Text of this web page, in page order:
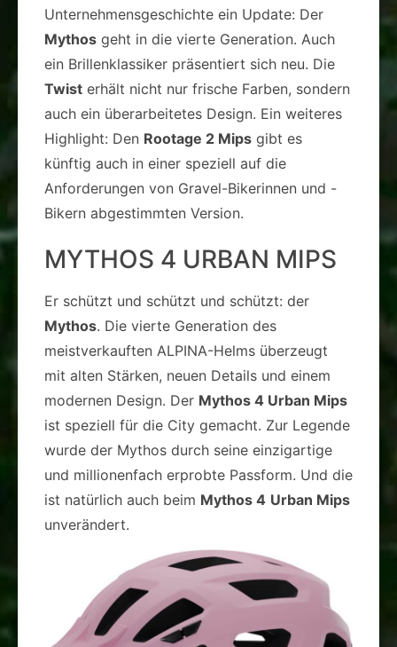
Unternehmensgeschichte ein Update: Der
Mythos geht in die vierte Generation. Auch
ein Brillenklassiker präsentiert sich neu. Die
Twist erhält nicht nur frische Farben, sondern
auch ein überarbeitetes Design. Ein weiteres
Highlight: Den Rootage 2 Mips gibt es
künftig auch in einer speziell auf die
Anforderungen von Gravel-Bikerinnen und -
Bikern abgestimmten Version.
MYTHOS 4 URBAN MIPS
Er schützt und schützt und schützt: der
Mythos. Die vierte Generation des
meistverkauften ALPINA-Helms überzeugt
mit alten Stärken, neuen Details und einem
modernen Design. Der Mythos 4 Urban Mips
ist speziell für die City gemacht. Zur Legende
wurde der Mythos durch seine einzigartige
und millionenfach erprobte Passform. Und die
ist natürlich auch beim Mythos 4 Urban Mips
unverändert.